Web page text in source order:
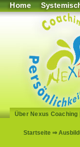
Home
Über Nexus Coaching
Startseite ⇒